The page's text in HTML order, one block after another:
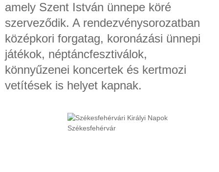
amely Szent István ünnepe köré
szerveződik. A rendezvénysorozatban
középkori forgatag, koronázási ünnepi
játékok, néptáncfesztiválok,
könnyűzenei koncertek és kertmozi
vetítések is helyet kapnak.